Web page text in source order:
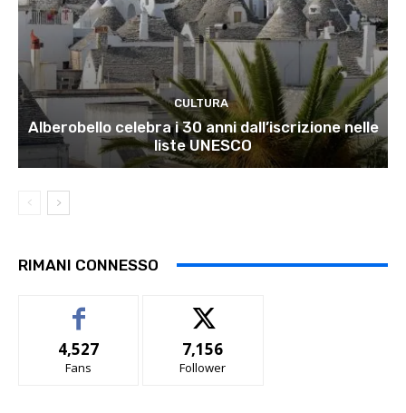
CULTURA
Alberobello celebra i 30 anni dall’iscrizione nelle
liste UNESCO
RIMANI CONNESSO
4,527
Fans
7,156
Follower